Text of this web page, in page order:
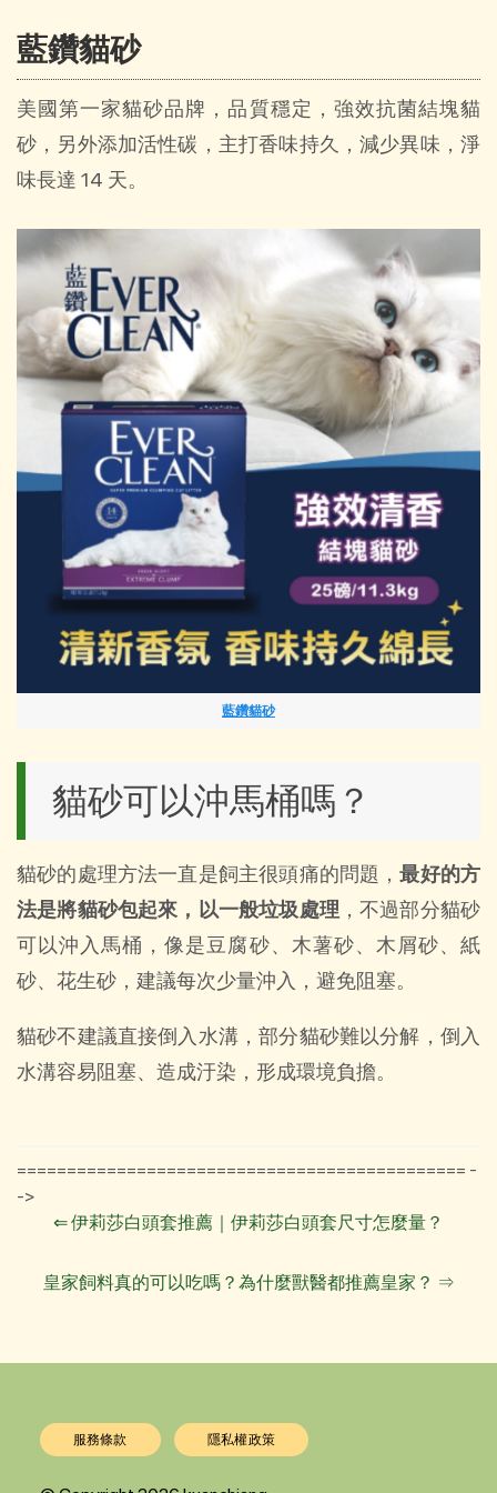
藍鑽貓砂
美國第一家貓砂品牌，品質穩定，強效抗菌結塊貓
砂，另外添加活性碳，主打香味持久，減少異味，淨
味長達 14 天。
藍鑽貓砂
貓砂可以沖馬桶嗎？
貓砂的處理方法一直是飼主很頭痛的問題，最好的方
法是將貓砂包起來，以一般垃圾處理 ，不過部分貓砂
可以沖入馬桶，像是豆腐砂、木薯砂、木屑砂、紙
砂、花生砂，建議每次少量沖入，避免阻塞。
貓砂不建議直接倒入水溝，部分貓砂難以分解，倒入
水溝容易阻塞、造成汙染，形成環境負擔。
============================================= -
->
⇐伊莉莎白頭套推薦｜伊莉莎白頭套尺寸怎麼量？
皇家飼料真的可以吃嗎？為什麼獸醫都推薦皇家？ ⇒
服務條款 隱私權政策